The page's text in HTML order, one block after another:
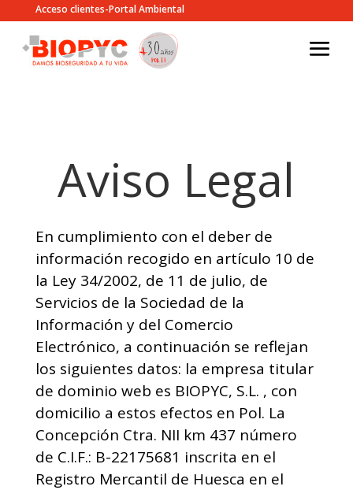
Acceso clientes-Portal Ambiental
Aviso Legal
En cumplimiento con el deber de
información recogido en artículo 10 de
la Ley 34/2002, de 11 de julio, de
Servicios de la Sociedad de la
Información y del Comercio
Electrónico, a continuación se reflejan
los siguientes datos: la empresa titular
de dominio web es BIOPYC, S.L. , con
domicilio a estos efectos en Pol. La
Concepción Ctra. NII km 437 número
de C.I.F.: B-22175681 inscrita en el
Registro Mercantil de Huesca en el